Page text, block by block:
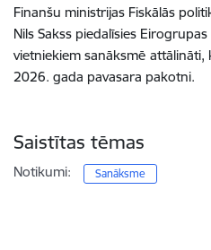
Finanšu ministrijas Fiskālās
Nils Sakss piedalīsies
vietniekiem sanāksmē attālināti,
2026. gada pavasara pakotni.
Saistītas tēmas
Notikumi: Sanāksme